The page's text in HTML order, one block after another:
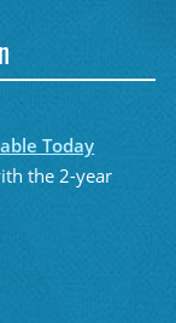
Today
the 2-year